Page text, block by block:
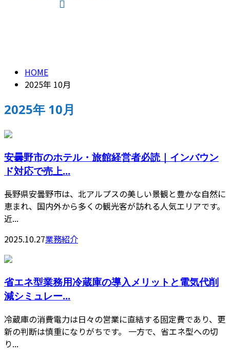
HOME
2025年 10月
2025年 10月
安曇野市のホテル・旅館経営者必読｜インバウン
ド対応で売上...
長野県安曇野市は、北アルプスの美しい景観と豊かな自然に
恵まれ、国内外から多くの観光客が訪れる人気エリアです。
近...
2025.10.27業務紹介
省エネ型業務用冷蔵庫の導入メリットと電気代削
減シミュレー...
冷蔵庫の消費電力は日々の営業に直結する固定費であり、更
新の判断は慎重になりがちです。 一方で、省エネ型への切
り...